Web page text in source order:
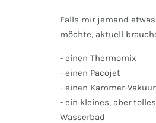
Falls mir jemand
möchte, aktuell
- einen Thermomix
- einen Pacojet
- einen Kammer-
- ein kleines, aber
Wasserbad